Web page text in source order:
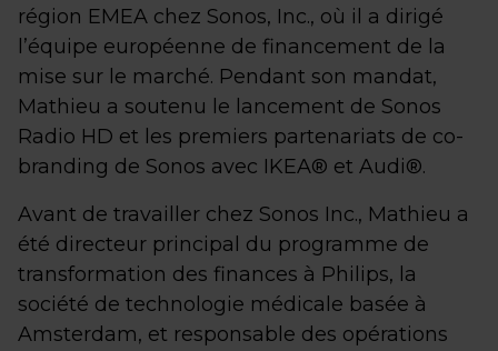
région EMEA chez Sonos, Inc., où il a dirigé
l’équipe européenne de financement de la
mise sur le marché. Pendant son mandat,
Mathieu a soutenu le lancement de Sonos
Radio HD et les premiers partenariats de co-
branding de Sonos avec IKEA® et Audi®.
Avant de travailler chez Sonos Inc., Mathieu a
été directeur principal du programme de
transformation des finances à Philips, la
société de technologie médicale basée à
Amsterdam, et responsable des opérations